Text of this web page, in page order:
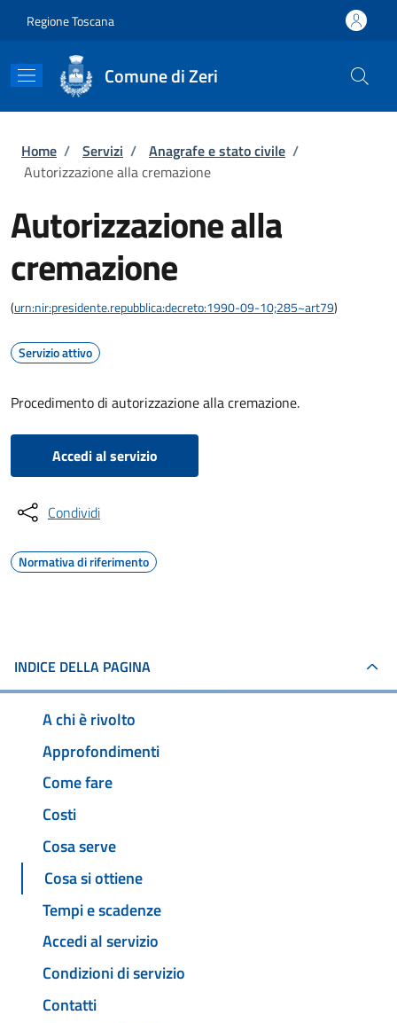
Regione Toscana
Comune di Zeri
Briciole di pane
Home / Servizi / Anagrafe e stato civile /
Autorizzazione alla cremazione
Autorizzazione alla
cremazione
(urn:nir:presidente.repubblica:decreto:1990-09-10;285~art79)
Servizio attivo
Procedimento di autorizzazione alla cremazione.
Accedi al servizio
Condividi
Normativa di riferimento
INDICE DELLA PAGINA
A chi è rivolto
Approfondimenti
Come fare
Costi
Cosa serve
Cosa si ottiene
Tempi e scadenze
Accedi al servizio
Condizioni di servizio
Contatti